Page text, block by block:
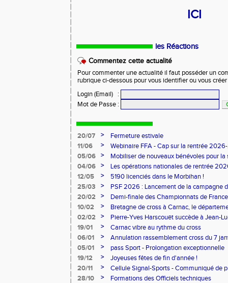
ICI
les Réactions
Commentez cette actualité
Pour commenter une actualité il faut posséder un
rubrique ci-dessous pour vous identifier ou vous
Login (Email)
:
Mot de Passe :
20/07 >
Fermeture estivale
11/06
>
Webinaire FFA - Cap sur la rentrée
05/06
>
Mobiliser de nouveaux bénévoles pour
04/06
>
Les opérations nationales de rentrée
12/05
>
5190 licenciés dans le Morbihan !
25/03
>
PSF 2026 : Lancement de la campagne
20/02
>
Demi-finale des Championnats de
10/02
>
Bretagne de cross à Carnac, le
l'honneur
02/02 >
Pierre-Yves Harscouët succède à Jean-
comité du Morbihan
19/01 >
Carnac vibre au rythme du cross
06/01
>
Annulation rassemblement cross du 7
05/01
>
pass Sport - Prolongation exceptionnelle
19/12
>
Joyeuses fêtes de fin d'année !
20/11
>
Cellule Signal-Sports - Communiqué de
Sports
28/10 >
Formations des Officiels techniques